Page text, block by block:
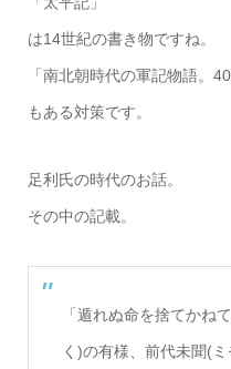
は14世紀の書き物ですね。
「南北朝時代の軍記物語。40
もある対策です。
足利氏の時代のお話。
その中の記載。
「遁れぬ命を捨てかね
く)の有様、前代未聞(ミ